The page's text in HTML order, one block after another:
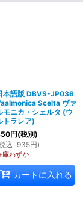
本語版 DBVS-JP036
Scelta ヴァ
モニカ・シェルタ (ウ
トラレア)
円(税別)
込 : 935円)
庫わずか
カートに入れる